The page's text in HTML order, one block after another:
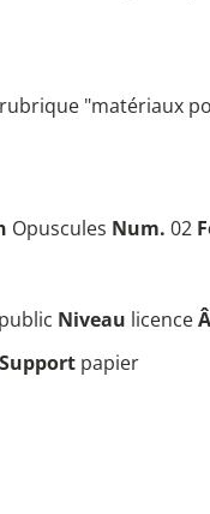
"matériaux
Opuscules Num. 02
Niveau licence
Support papier